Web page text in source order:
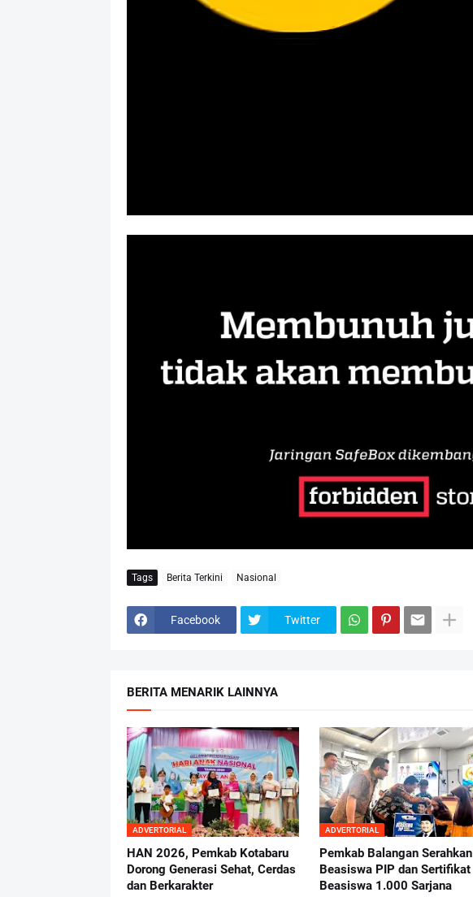
Tags Berita Terkini Nasional
Facebook Twitter
BERITA MENARIK LAINNYA
ADVERTORIAL
HAN 2026, Pemkab Kotabaru
Dorong Generasi Sehat, Cerdas
dan Berkarakter
ADVERTORIAL
Pemkab Balangan Serahkan
Beasiswa PIP dan Sertifikat
Beasiswa 1.000 Sarjana